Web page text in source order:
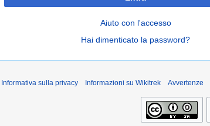
Aiuto con l'accesso
Hai dimenticato la password?
Informativa sulla privacy Informazioni su Wikitrek Avvertenze